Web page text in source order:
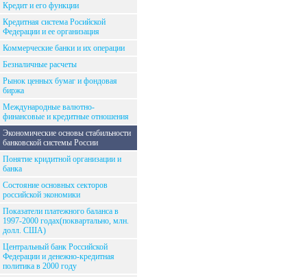
Кредит и его функции
Кредитная система Росийской
Федерации и ее организация
Коммерческие банки и их операции
Безналичные расчеты
Рынок ценных бумаг и фондовая
биржа
Международные валютно-
финансовые и кредитные отношения
Экономические основы стабильности
банковской системы России
Понятие кридитной организации и
банка
Состояние основных секторов
российской экономики
Показатели платежного баланса в
1997-2000 годах(поквартально, млн.
долл. США)
Центральный банк Российской
Федерации и денежно-кредитная
политика в 2000 году